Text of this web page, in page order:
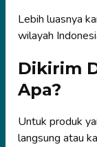
Lebih luasnya
wilayah
Dikirim
Apa?
Untuk produk
langsung atau